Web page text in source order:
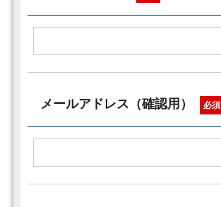
メールアドレス（確認用） 必須